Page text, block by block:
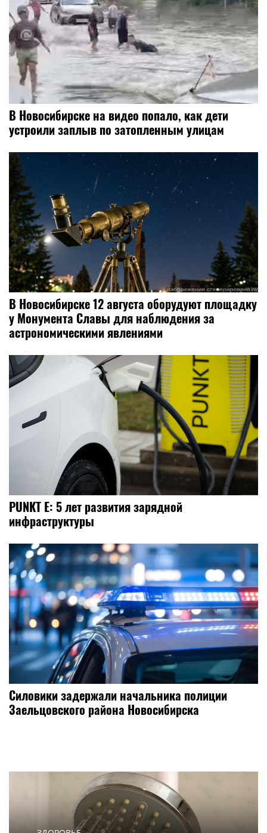
В Новосибирске на видео попало, как дети
устроили заплыв по затопленным улицам
В Новосибирске 12 августа оборудуют площадку
у Монумента Славы для наблюдения за
астрономическими явлениями
PUNKT E: 5 лет развития зарядной
инфраструктуры
Силовики задержали начальника полиции
Заельцовского района Новосибирска